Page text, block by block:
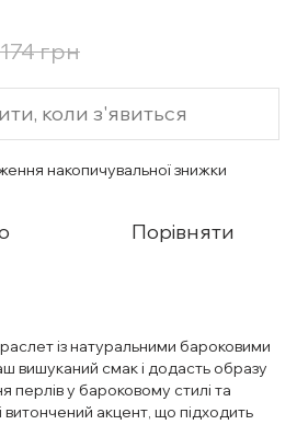
грн
коли з'явиться
накопичувальної знижки
Порівняти
із натуральними бароковими
вишуканий смак і додасть образу
перлів у бароковому стилі та
витончений акцент, що підходить